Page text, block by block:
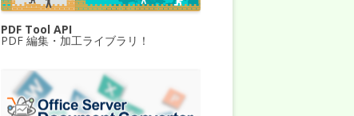
PDF Tool API
PDF 編集・加工ライブラリ！